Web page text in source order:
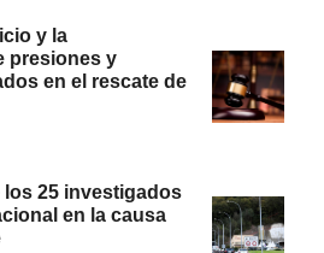
y la
presiones y
en el rescate de
los 25 investigados
en la causa